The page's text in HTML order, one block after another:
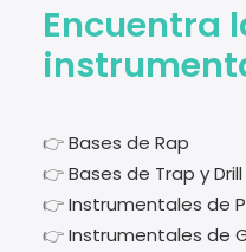
Encuentra
👉Bases de Rap
👉Bases de Trap y Drill
👉Instrumentales de
👉Instrumentales de